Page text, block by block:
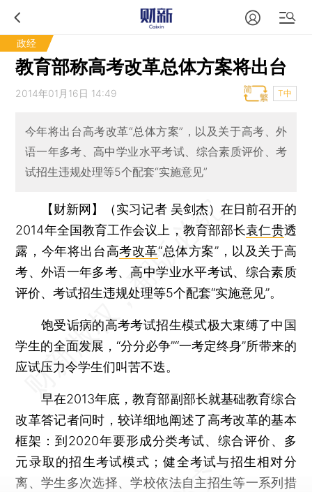
政经
教育部称高考改革总体方案将出台
2014年01月16日 14:49 T中
今年将出台高考改革“总体方案”，以及关于高考、外
语一年多考、高中学业水平考试、综合素质评价、考
试招生违规处理等5个配套“实施意见”
【财新网】（实习记者 吴剑杰）在日前召开的
2014年全国教育工作会议上，教育部部长袁仁贵透
露，今年将出台高考改革“总体方案”，以及关于高
考、外语一年多考、高中学业水平考试、综合素质
评价、考试招生违规处理等5个配套“实施意见”。
饱受诟病的高考考试招生模式极大束缚了中国
学生的全面发展，“分分必争”“一考定终身”所带来的
应试压力令学生们叫苦不迭。
早在2013年底，教育部副部长就基础教育综合
改革答记者问时，较详细地阐述了高考改革的基本
框架：到2020年要形成分类考试、综合评价、多
元录取的招生考试模式；健全考试与招生相对分
离、学生多次选择、学校依法自主招生等一系列措